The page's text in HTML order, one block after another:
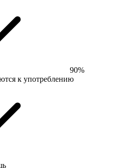
90%
к употреблению